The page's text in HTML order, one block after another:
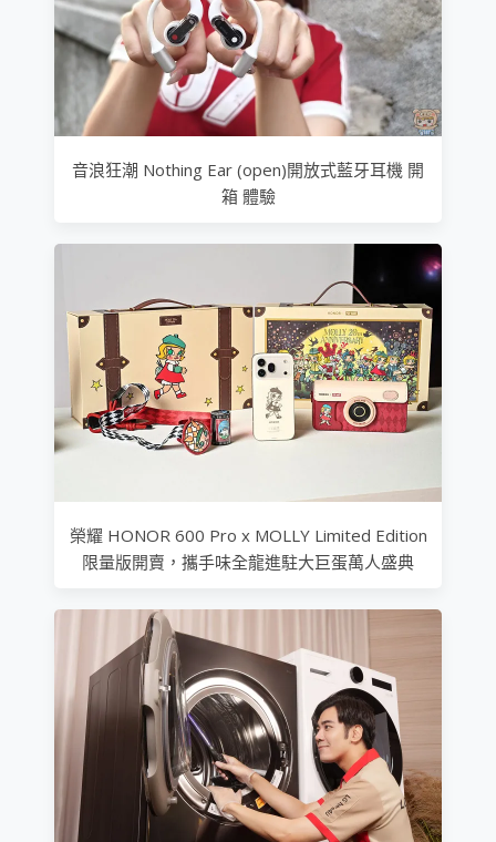
音浪狂潮 Nothing Ear (open)開放式藍牙耳機 開
箱 體驗
榮耀 HONOR 600 Pro x MOLLY Limited Edition
限量版開賣，攜手味全龍進駐大巨蛋萬人盛典